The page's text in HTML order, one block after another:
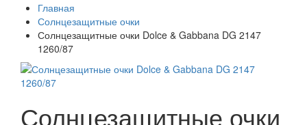
Главная
Солнцезащитные очки
Солнцезащитные очки Dolce & Gabbana DG 2147
1260/87
Солнцезащитные очки